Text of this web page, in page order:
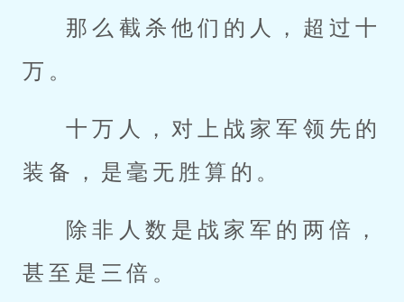
那么截杀他们的人，超过十
万。
十万人，对上战家军领先的
装备，是毫无胜算的。
除非人数是战家军的两倍，
甚至是三倍。